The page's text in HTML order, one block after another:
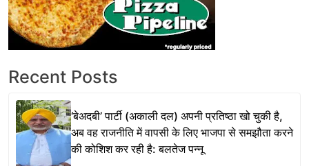
Recent Posts
‘बेअदबी’ पार्टी (अकाली दल) अपनी प्रतिष्ठा खो चुकी है,
अब वह राजनीति में वापसी के लिए भाजपा से समझौता करने
की कोशिश कर रही है: बलतेज पन्नू